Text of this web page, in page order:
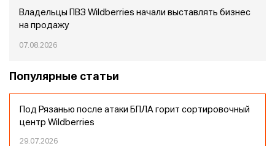
Владельцы ПВЗ Wildberries начали выставлять бизнес
на продажу
07.08.2026
Популярные статьи
Под Рязанью после атаки БПЛА горит сортировочный
центр Wildberries
29.07.2026